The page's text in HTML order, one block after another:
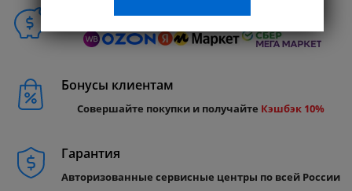
Способы покупки
Бонусы клиентам
Совершайте покупки и получайте Кэшбэк 10%
Гарантия
Авторизованные сервисные центры по всей России